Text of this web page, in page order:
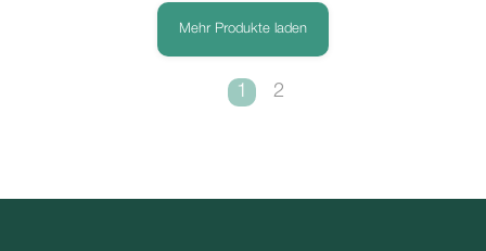
Mehr Produkte laden
1 2